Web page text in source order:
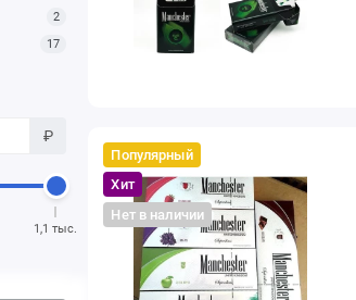
2
17
₽
1,1 тыс.
Популярный
Хит
Нет в наличии